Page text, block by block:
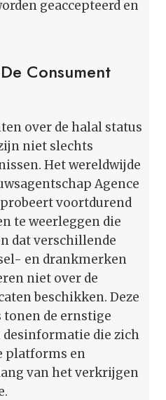
geaccepteerd en
Consument
over de halal status
niet slechts
Het wereldwijde
Agence
probeert voortdurend
te weerleggen die
dat verschillende
en drankmerken
niet over de
beschikken. Deze
de ernstige
die zich
platforms en
van het verkrijgen